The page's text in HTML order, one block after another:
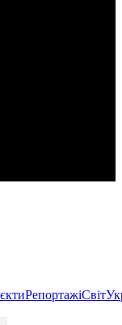
РепортажіСвіт